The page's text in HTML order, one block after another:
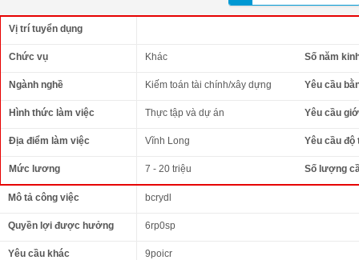
Vị trí tuyển dụng
Chức vụ Khác Số năm
Ngành nghề Kiếm toán tài chính/xây dựng Yêu cầu
Hình thức làm việc Thực tập và dự án Yêu cầu
Địa điểm làm việc Vĩnh Long Yêu cầu độ
Mức lương 7 - 20 triệu Số lượng
Mô tả công việc bcrydl
Quyền lợi được hưởng 6rp0sp
Yêu cầu khác 9poicr